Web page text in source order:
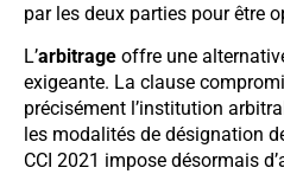
par les deux parties pour être
L’arbitrage offre une
exigeante. La clause
précisément l’institution
les modalités de désignation
CCI 2021 impose désormais